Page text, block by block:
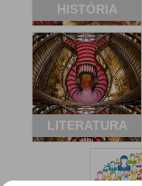
HISTÓRIA
LITERATURA